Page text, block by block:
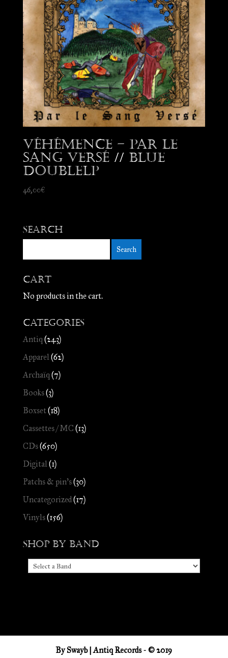
Véhémence – Par le
Sang Versé // blue
DoubleLP
46,00€
Search
Cart
No products in the cart.
Categories
Antiq (243)
Apparel(62)
Archaïq (7)
Books(3)
Boxset(18)
Cassettes / MC (13)
CDs(650)
Digital(1)
Patchs & pin's(30)
Uncategorized(17)
Vinyls(156)
Shop by Band
BySwayb| Antiq Records - © 2019